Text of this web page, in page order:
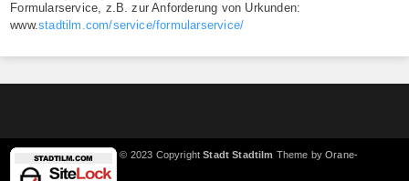
Formularservice, z.B. zur Anforderung von Urkunden:
www.stadtilm.com/service/formularservice/
© 2023 CopyrightStadt Stadtilm Theme byOrane-